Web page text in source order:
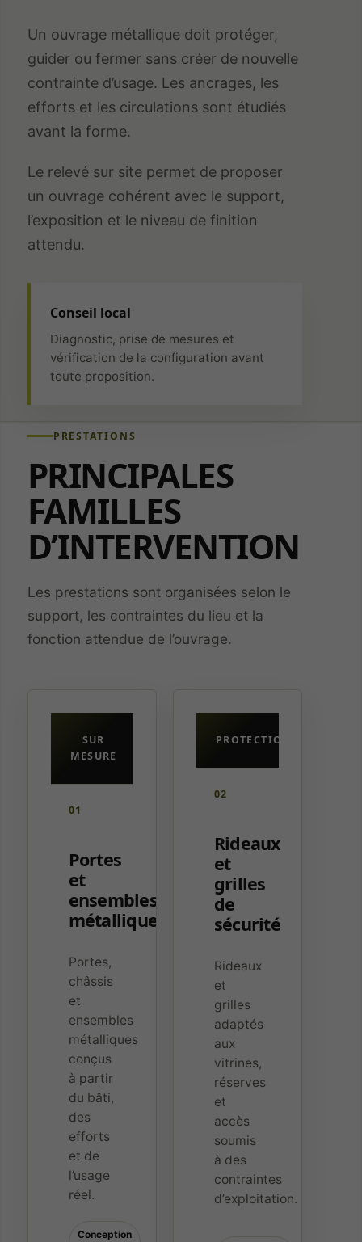
Un ouvrage métallique doit protéger,
guider ou fermer sans créer de nouvelle
contrainte d’usage. Les ancrages, les
efforts et les circulations sont étudiés
avant la forme.
Le relevé sur site permet de proposer
un ouvrage cohérent avec le support,
l’exposition et le niveau de finition
attendu.
Conseil local
Diagnostic, prise de mesures et
vérification de la configuration avant
toute proposition.
PRESTATIONS
PRINCIPALES
FAMILLES
D’INTERVENTION
Les prestations sont organisées selon le
support, les contraintes du lieu et la
fonction attendue de l’ouvrage.
SUR
MESURE
01
Portes
et
ensembles
métalliques
Portes,
châssis
et
ensembles
métalliques
conçus
à partir
du bâti,
des
efforts
et de
l’usage
réel.
Conception
PROTECTION
02
Rideaux
et
grilles
de
sécurité
Rideaux
et
grilles
adaptés
aux
vitrines,
réserves
et
accès
soumis
à des
contraintes
d’exploitation.